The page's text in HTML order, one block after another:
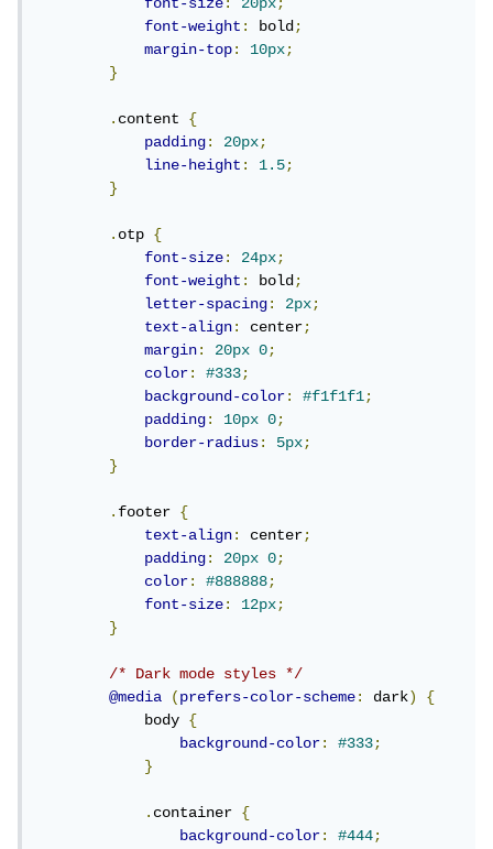
font-size: 20px;
font-weight: bold;
margin-top: 10px;
}
.content {
padding: 20px;
line-height: 1.5;
}
.otp {
font-size: 24px;
font-weight: bold;
letter-spacing: 2px;
text-align: center;
margin: 20px 0;
color: #333;
background-color: #f1f1f1;
padding: 10px 0;
border-radius: 5px;
}
.footer {
text-align: center;
padding: 20px 0;
color: #888888;
font-size: 12px;
}
/* Dark mode styles */
@media
(prefers-color-scheme: dark)
{
            body
{
background-color: #333;
}
.container {
background-color: #444;